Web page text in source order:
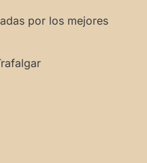
por los mejores